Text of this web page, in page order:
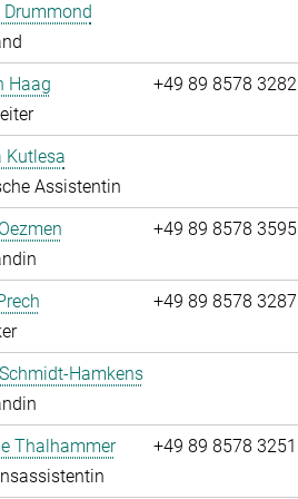
Haag
+49 89 8578 3282
Kutlesa
Assistentin
+49 89 8578 3595
+49 89 8578 3287
Hamkens
Thalhammer
+49 89 8578 3251